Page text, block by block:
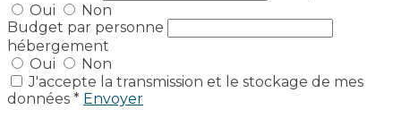
Oui
Non
Budget par personne
hébergement
Oui
Non
J'accepte la transmission et le stockage de mes
données * Envoyer